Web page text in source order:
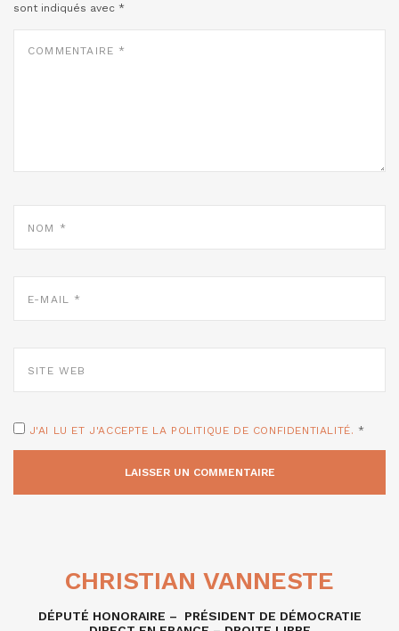
sont indiqués avec *
MAIL
WEB
J'AI LU ET J'ACCEPTE LA POLITIQUE DE CONFIDENTIALITÉ. *
CHRISTIAN VANNESTE
DÉPUTÉ HONORAIRE – PRÉSIDENT DE DÉMOCRATIE